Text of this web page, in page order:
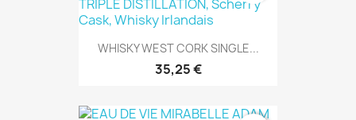
WHISKY WEST CORK SINGLE...
35,25 €